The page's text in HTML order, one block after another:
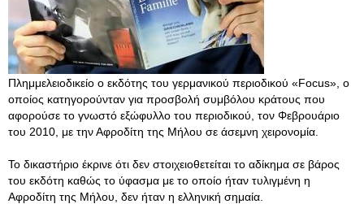
Πλημμελειοδικείο ο εκδότης του γερμανικού περιοδικού «Focus», ο
οποίος κατηγορούνταν για προσβολή συμβόλου κράτους που
αφορούσε το γνωστό εξώφυλλο του περιοδικού, τον Φεβρουάριο
του 2010, με την Αφροδίτη της Μήλου σε άσεμνη χειρονομία.
Το δικαστήριο έκρινε ότι δεν στοιχειοθετείται το αδίκημα σε βάρος
του εκδότη καθώς το ύφασμα με το οποίο ήταν τυλιγμένη η
Αφροδίτη της Μήλου, δεν ήταν η ελληνική σημαία.